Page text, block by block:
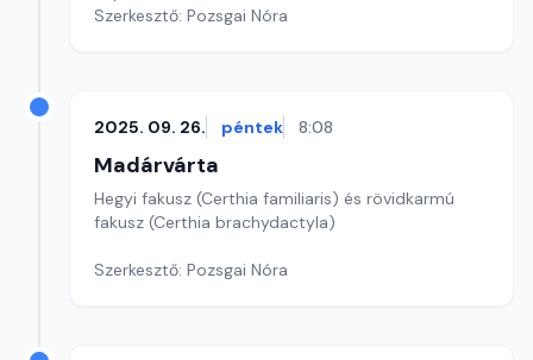
Szerkesztő: Pozsgai Nóra
2025. 09. 26. péntek 8:08
Madárvárta
Hegyi fakusz (Certhia familiaris) és rövidkarmú
fakusz (Certhia brachydactyla)
Szerkesztő: Pozsgai Nóra